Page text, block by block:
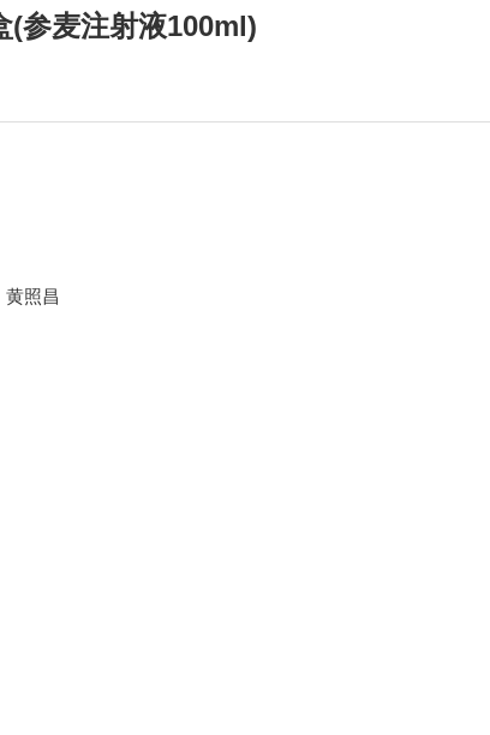
(参麦注射液100ml)
黄照昌